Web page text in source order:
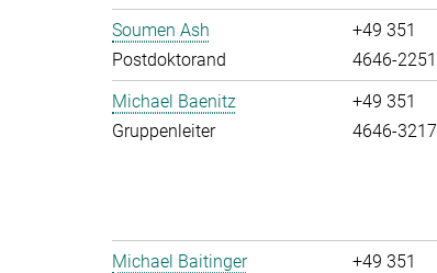
Soumen Ash
Postdoktorand
+49 351
4646-2251
Michael Baenitz
Gruppenleiter
+49 351
4646-3217
Michael Baitinger
+49 351